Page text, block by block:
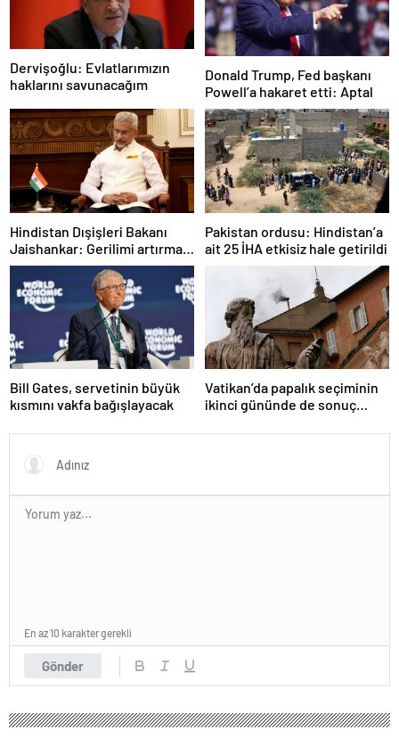
Dervişoğlu: Evlatlarımızın
haklarını savunacağım
Donald Trump, Fed başkanı
Powell’a hakaret etti: Aptal
Hindistan Dışişleri Bakanı
Jaishankar: Gerilimi artırmak
gibi bir niyetimiz yok
Pakistan ordusu: Hindistan’a
ait 25 İHA etkisiz hale getirildi
Bill Gates, servetinin büyük
kısmını vakfa bağışlayacak
Vatikan’da papalık seçiminin
ikinci gününde de sonuç
Gönder
En az 10 karakter gerekli